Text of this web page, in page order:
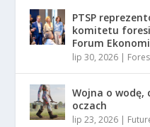
PTSP
komitetu
Forum
lip 30, 2026 |
Wojna o wodę,
oczach
lip 23, 2026 |